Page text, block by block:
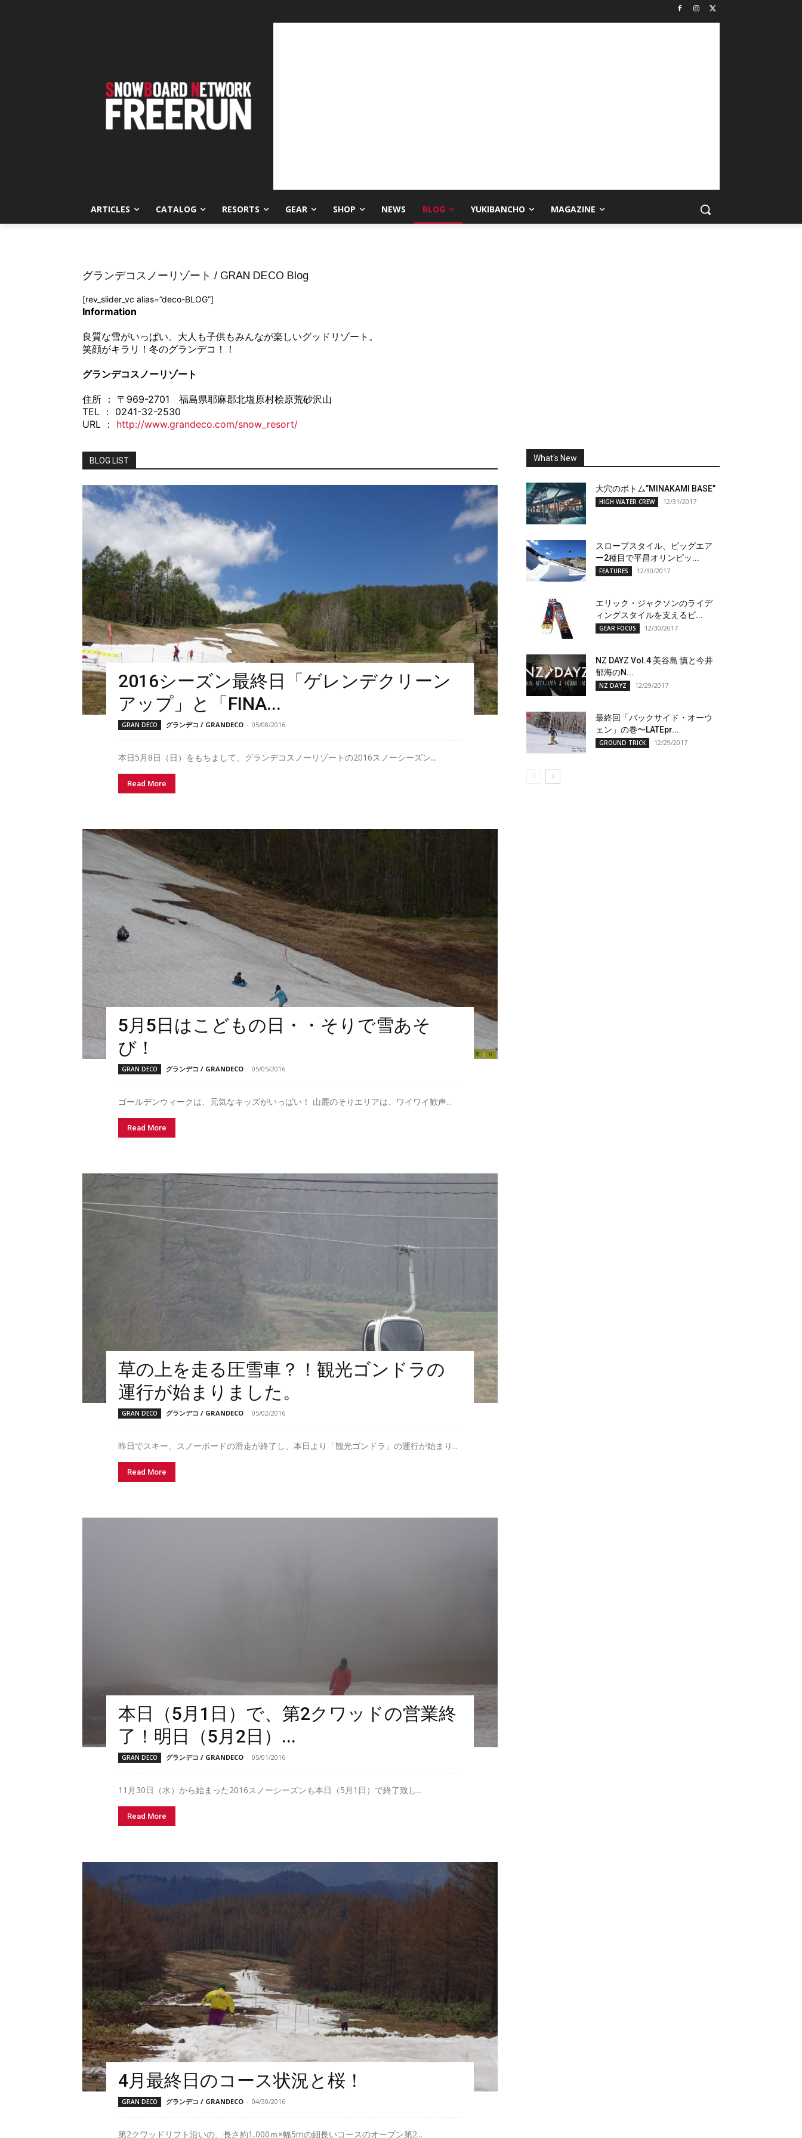
ARTICLES CATALOG RESORTS GEAR SHOP NEWS BLOG YUKIBANCHO MAGAZINE
グランデコスノーリゾート / GRAN DECO Blog
[rev_slider_vc alias=”deco-BLOG”]
Information
良質な雪がいっぱい。大人も子供もみんなが楽しいグッドリゾート。
笑顔がキラリ！冬のグランデコ！！
グランデコスノーリゾート
住所 ： 〒969-2701 福島県耶麻郡北塩原村桧原荒砂沢山
TEL ： 0241-32-2530
URL ： http://www.grandeco.com/snow_resort/
BLOG LIST
2016シーズン最終日「ゲレンデクリーン
アップ」と「FINA...
GRAN DECO グランデコ / GRANDECO - 05/08/2016
本日5月8日（日）をもちまして、グランデコスノーリゾートの2016スノーシーズン...
Read More
5月5日はこどもの日・・そりで雪あそ
び！
GRAN DECO グランデコ / GRANDECO - 05/05/2016
ゴールデンウィークは、元気なキッズがいっぱい！ 山麓のそりエリアは、ワイワイ歓声...
Read More
草の上を走る圧雪車？！観光ゴンドラの
運行が始まりました。
GRAN DECO グランデコ / GRANDECO - 05/02/2016
昨日でスキー、スノーボードの滑走が終了し、本日より「観光ゴンドラ」の運行が始まり...
Read More
本日（5月1日）で、第2クワッドの営業終
了！明日（5月2日）...
GRAN DECO グランデコ / GRANDECO - 05/01/2016
11月30日（水）から始まった2016スノーシーズンも本日（5月1日）で終了致し...
Read More
4月最終日のコース状況と桜！
GRAN DECO グランデコ / GRANDECO - 04/30/2016
第2クワッドリフト沿いの、長さ約1,000ｍ×幅5mの細長いコースのオープン第2...
What's New
大穴のボトム”MINAKAMI BASE”
HIGH WATER CREW 12/31/2017
スロープスタイル、ビッグエア
ー2種目で平昌オリンピッ...
FEATURES 12/30/2017
エリック・ジャクソンのライデ
ィングスタイルを支えるビ...
GEAR FOCUS 12/30/2017
NZ DAYZ Vol.4 美谷島 慎と今井
郁海のN...
NZ DAYZ 12/29/2017
最終回「バックサイド・オーウ
ェン」の巻〜LATEpr...
GROUND TRICK 12/29/2017